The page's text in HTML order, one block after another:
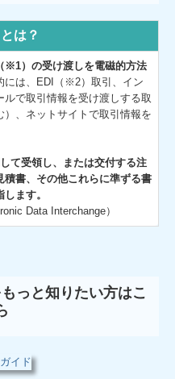
は？
※1）の受け渡しを電磁的方法
には、EDI（※2）取引、イン
で取引情報を受け渡しする取
、ネットサイトで取引情報を
て受領し、または交付する注
書、その他これらに準ずる書
ます。
Data Interchange）
っと知りたい方はこ